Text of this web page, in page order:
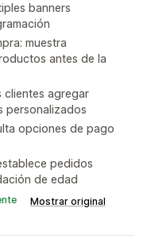
banners
muestra
antes de la
clientes agregar
personalizados
opciones de pago
pedidos
de edad
Mostrar original